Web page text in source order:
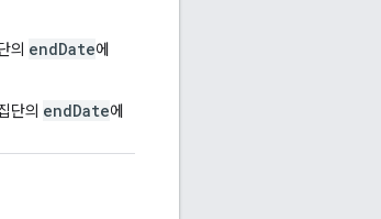
의 endDate에
단의 endDate에